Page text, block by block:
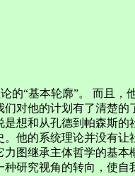
的“基本轮廓”。 而且，
对他的计划有了清楚的
想和从孔德到帕森斯的
他的系统理论并没有让
图继承主体哲学的基本
研究视角的转向，使自